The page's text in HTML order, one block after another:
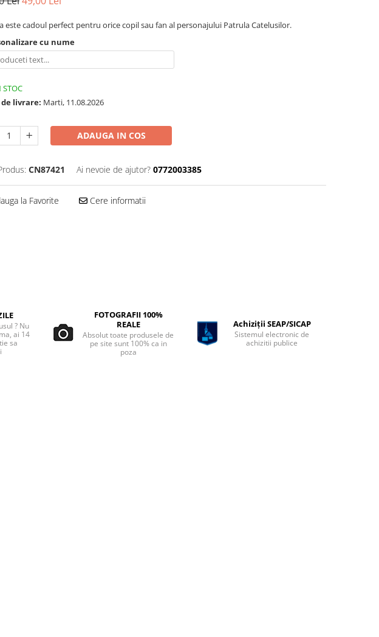
este cadoul perfect pentru orice copil sau fan al personajului Patrula Catelusilor.
cu nume
STOC
livrare: Marti, 11.08.2026
ADAUGA IN COS
CN87421 Ai nevoie de ajutor? 0772003385
la Favorite Cere informatii
? Nu
ai 14
sa
FOTOGRAFII 100%
REALE
Absolut toate produsele de
pe site sunt 100% ca in
poza
Achiziții SEAP/SICAP
Sistemul electronic de
achizitii publice